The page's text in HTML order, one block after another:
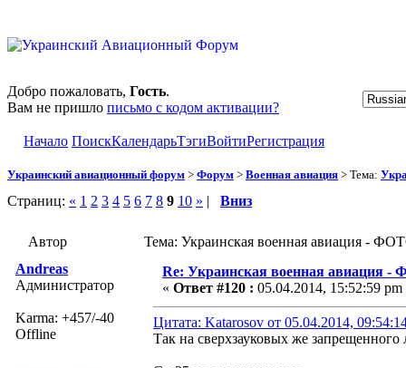
Добро пожаловать, Гость.
Вам не пришло письмо с кодом активации?
Начало ПоискКалендарьТэгиВойтиРегистрация
Украинский авиационный форум > Форум > Военная авиация > Тема:
Страниц: « 1 2 3 4 5 6 7 8 9 10 » | Вниз
Автор
Тема: Украинская военная авиация -
Andreas
Администратор
Karma: +457/-40
Offline
Re: Украинская военная авиация -
« Ответ #120 : 05.04.2014, 15:52:59 pm
Цитата: Katarosov от 05.04.2014,
Так на сверхзауковых же